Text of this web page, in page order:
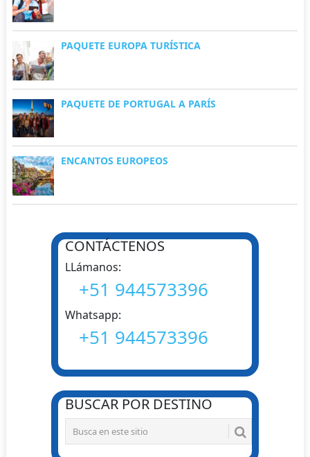
PAQUETE EUROPA TURÍSTICA
PAQUETE DE PORTUGAL A PARÍS
ENCANTOS EUROPEOS
CONTÁCTENOS
LLámanos:
+51 944573396
Whatsapp:
+51 944573396
BUSCAR POR DESTINO